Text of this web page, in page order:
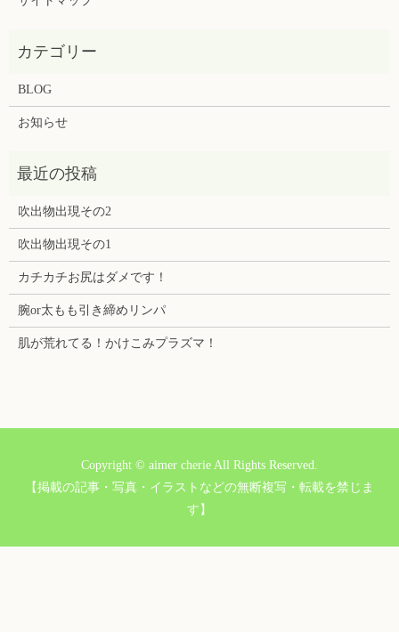
BLOG
お知らせ
吹出物出現その2
吹出物出現その1
カチカチお尻はダメです！
腕or太もも引き締めリンパ
肌が荒れてる！かけこみプラズマ！
Copyright © aimer cherie All Rights Reserved.
【掲載の記事・写真・イラストなどの無断複写・転載を禁じま
す】